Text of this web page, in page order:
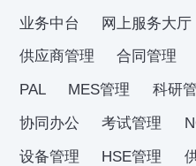
业务中台
网上服务大厅
供应商管理
合同管理
PAL
MES管理 科研
协同办公
考试管理
设备管理
HSE管理